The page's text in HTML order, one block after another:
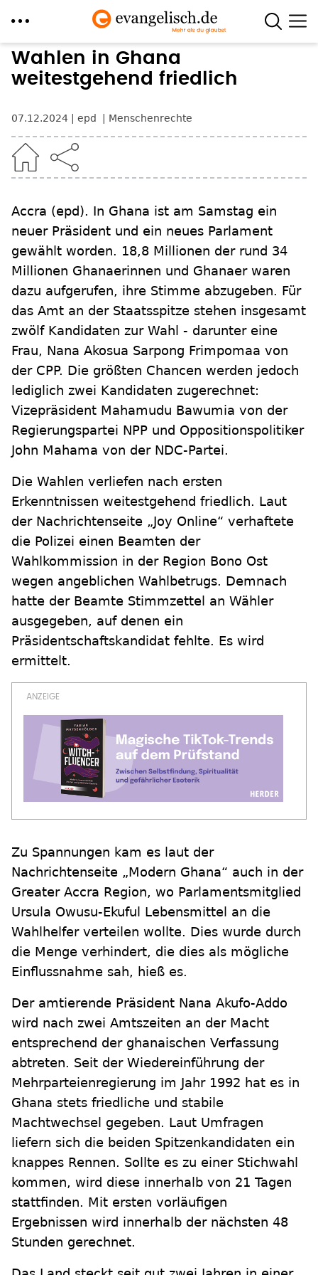
Direkt
zum
Wahlen in Ghana
weitestgehend friedlich
07.12.2024 epd Menschenrechte
Accra (epd). In Ghana ist am Samstag ein
neuer Präsident und ein neues Parlament
gewählt worden. 18,8 Millionen der rund 34
Millionen Ghanaerinnen und Ghanaer waren
dazu aufgerufen, ihre Stimme abzugeben. Für
das Amt an der Staatsspitze stehen insgesamt
zwölf Kandidaten zur Wahl - darunter eine
Frau, Nana Akosua Sarpong Frimpomaa von
der CPP. Die größten Chancen werden jedoch
lediglich zwei Kandidaten zugerechnet:
Vizepräsident Mahamudu Bawumia von der
Regierungspartei NPP und Oppositionspolitiker
John Mahama von der NDC-Partei.
Die Wahlen verliefen nach ersten
Erkenntnissen weitestgehend friedlich. Laut
der Nachrichtenseite „Joy Online“ verhaftete
die Polizei einen Beamten der
Wahlkommission in der Region Bono Ost
wegen angeblichen Wahlbetrugs. Demnach
hatte der Beamte Stimmzettel an Wähler
ausgegeben, auf denen ein
Präsidentschaftskandidat fehlte. Es wird
ermittelt.
Zu Spannungen kam es laut der
Nachrichtenseite „Modern Ghana“ auch in der
Greater Accra Region, wo Parlamentsmitglied
Ursula Owusu-Ekuful Lebensmittel an die
Wahlhelfer verteilen wollte. Dies wurde durch
die Menge verhindert, die dies als mögliche
Einflussnahme sah, hieß es.
Der amtierende Präsident Nana Akufo-Addo
wird nach zwei Amtszeiten an der Macht
entsprechend der ghanaischen Verfassung
abtreten. Seit der Wiedereinführung der
Mehrparteienregierung im Jahr 1992 hat es in
Ghana stets friedliche und stabile
Machtwechsel gegeben. Laut Umfragen
liefern sich die beiden Spitzenkandidaten ein
knappes Rennen. Sollte es zu einer Stichwahl
kommen, wird diese innerhalb von 21 Tagen
stattfinden. Mit ersten vorläufigen
Ergebnissen wird innerhalb der nächsten 48
Stunden gerechnet.